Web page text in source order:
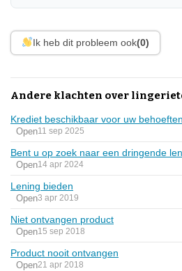
Ik heb dit probleem ook(0)
Andere klachten over
Krediet beschikbaar voor uw behoeften
Open11 sep 2025
Bent u op zoek naar een dringende
Open14 apr 2024
Lening bieden
Open3 apr 2019
Niet ontvangen product
Open15 sep 2018
Product nooit ontvangen
Open21 apr 2018